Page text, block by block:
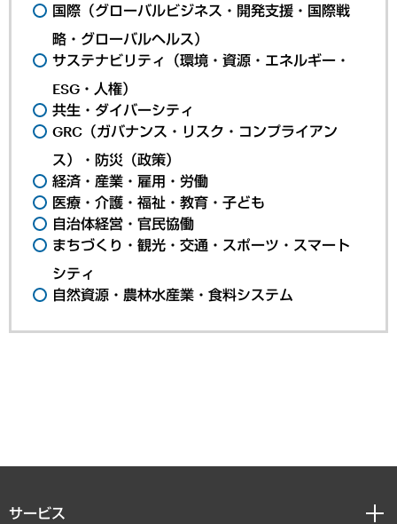
国際（グローバルビジネス・開発支援・国際戦
略・グローバルヘルス）
サステナビリティ（環境・資源・エネルギー・
ESG・人権）
共生・ダイバーシティ
GRC（ガバナンス・リスク・コンプライアン
ス）・防災（政策）
経済・産業・雇用・労働
医療・介護・福祉・教育・子ども
自治体経営・官民協働
まちづくり・観光・交通・スポーツ・スマート
シティ
自然資源・農林水産業・食料システム
サービス